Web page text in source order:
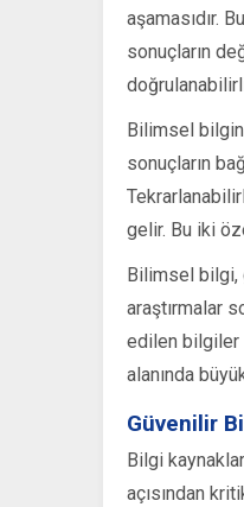
aşamasıdır.
sonuçların
Bilimsel
sonuçların
gelir. Bu iki
Bilimsel bilgi,
araştırmalar
edilen bilgiler
alanında
Güvenilir
Bilgi
açısından